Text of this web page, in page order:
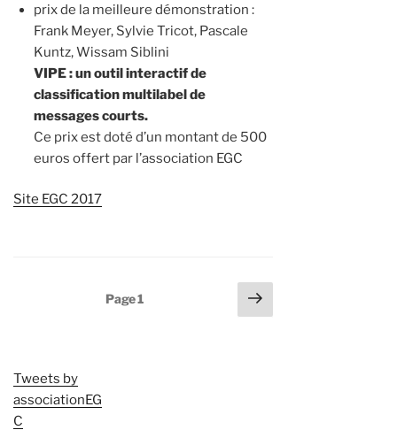
prix de la meilleure démonstration :
Frank Meyer, Sylvie Tricot, Pascale
Kuntz, Wissam Siblini
VIPE : un outil interactif de
classification multilabel de
messages courts.
Ce prix est doté d’un montant de 500
euros offert par l’association EGC
Site EGC 2017
Page1
Page
suivante
Tweets by
associationEG
C